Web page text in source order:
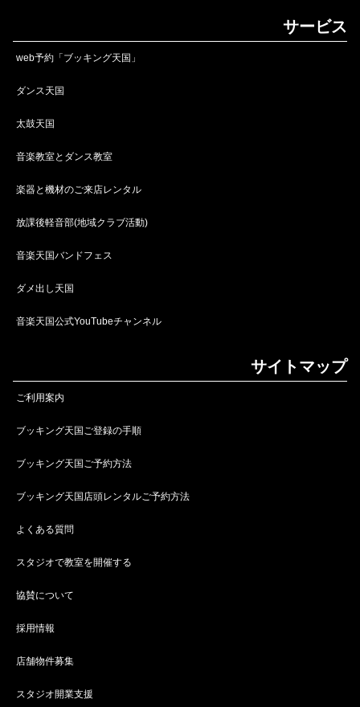
サービス
web予約「ブッキング天国」
ダンス天国
太鼓天国
音楽教室とダンス教室
楽器と機材のご来店レンタル
放課後軽音部(地域クラブ活動)
音楽天国バンドフェス
ダメ出し天国
音楽天国公式YouTubeチャンネル
サイトマップ
ご利用案内
ブッキング天国ご登録の手順
ブッキング天国ご予約方法
ブッキング天国店頭レンタルご予約方法
よくある質問
スタジオで教室を開催する
協賛について
採用情報
店舗物件募集
スタジオ開業支援